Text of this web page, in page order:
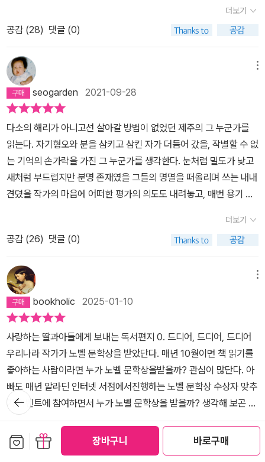
장바구니 바로구매
<작별하지 않는다>의 화자는 그 모든 이야기를 듣는 '청자'로 그려질
뿐이다. 그래서 '청자'의 '작별하지 않는다'가 어떤 의미를 가지는지,
그리고 그 의미가 어떤 역할을 하는지 찾기 힘들다.그 '작별하지 않는
다'는 주체를 인선이나 4.3 사건의 피해자 또는 피해자 후손으로 보기
에는 연관성이 책 내에서는 거의 다루어지지 않는 것 같다.눈으로 훑
고 있었다.그래서인지 단단한 책 표지를 진땀 흘러 넘기며 한 장 한 장
무겁게 나아가던 나는 어느새 눈으로 활자를 흘려보내며 훑어 읽었는
지 모른다.마지막 한 장의 '작가의 말'에서 '이것이 지극한 사랑에 대
한 소설이기를 빈다' p329을 바라보며 나는 더 혼란스러워하며 처음
과는 다르게 책장을 덮는다. 애써 이해하고 싶지는 않다고 말하며.
개저씨 문학의 방식 그 자체이기 때문이다.(개저씨 문학=남성 문학
자체를 일컫는 말이 아님을 부기해야 할 만큼 이해력이 떨어지는 이
거가 현재를 도왔고, 죽은자가 산자를 구했다. 4.3과 보도연맹학살
사건을 기억하고 진실과 마주해야하는 이유는, 그 진실을 마주할때만
이 반복될 수 있는 역사의 비극으로부터 우리를 구하기 위해서이다.
게 베인 상처이기도 합니다.작가의 목소리는 매혹적일만큼 부드럽지
만 차마 형용할 수 없고 회복할 수 없는 상실을 말합니다. 학살로 쌓인
시체 더미에서 피가 흐르고 짙어지다가 이내 호소가 되며 또 그리 답
할 수도 없고 외면할 수도 없는 질문으로 변합니다.어떻게 우리는 죽
은 자들, 납치된 자들, 그리고 실종된 자들과 관계를 맺어야 할까요?
이들을 위해서 무엇을 할 수 있을까요?이들에게 어떤 빚을 지고 있을
까요?붉은 색과 흰색은 작가가 소설을 통해서 반복적으로 다루는 역
사적 경험을 상징합니다.2021 년 작 <작별하지 않는다>에서 눈은
산 자와 죽은 자들이 만날 공간을 생산합니다. 중간에 떠다니는 자들
은 어디에 속하는지 아직 결정하지 않은 자들입니다. 이 소설은 내내
눈보라 속에서 전개됩니다. 소설 속의 화자는 기억의 조각들을 맞추
면서 시간의 층을 미끄러지듯이 통과하고 죽은 자들의 그림자와 소통
을 추구하는 일이기 때문입니다. 설령 그 과정이 견디기 어렵다고 해
도 말입니다. 절묘하게 구현된 한 환상에서 소설 속 친구는 육체가 머
나먼 병상에 갇혀있음에도 불구하고 책장에서 자료집이 담긴 상자를
꺼내 역사의 모자이크 한 조각을 더해줄 수 있는 문서를 찾아냅니다.
꿈은 현실로 넘쳐흐르고 과거는 현재로 이어집니다. 경계가 녹아 사
라지는 이러한 변화는 한 강 작품에서 나타나는 특징입니다. 사람들
은 이리저리 움직이며 더듬이를 뻗어 양 방향을 가리키며 신호를 포
착하고 또 해석하려 합니다. 인물들은 때때로 본인이 보고 목격하는
것으로 인해 좌절하기도 하며 그럴 때는 매번 마음의 평화가 무너집
니다. 그럼에도 불구하고 그들은 필요한 힘을 가지고 계속 나아갑니
다. 결코 잊고자 하는 것이 아닙니다. 누가 나를 죽였지? 살해 당한 소
년의 혼이 묻습니다. 소년의 이목구비가 문드러지고 윤곽선이 무너집
니다. 살아남은 자에게는 다른 질문이 남습니다. 오로지 고통만 남겨
준 이 몸뚱이로 어떻게 살아야 하는가. 고문으로 으스러져 피 흘리는
이 몸을 어떻게 되찾을 수 있을까? 하지만 몸이 포기하려 하면 영혼
작은 사람들을 움직이는 힘이 전작보다 많이 줄었다는 생각이 듭니
다. 채식주의자를 처음 읽었을때의 그 충격과 전율을 다시 느끼고 싶
었는데, 한강작가님 특유의 문체를 더 볼 수 있다는 건 정말 기쁜 일이
지만 개인적으로 많이 아쉬움이 남아요.그리고 수지접합술 부분에서
는 3분마다 한번씩 바늘을 꽂는다는 말도 안되는 고증이라서 굉장히
당황했습니다. 물론 그게 두 장면을 이으려는 소설 속 장치라는건 이
해하겠으나, 손가락을 굽히는 재활치료만 있을뿐 그런 치료는 없거든
요. 소설 내의 이러한 고증으로 인해 두려움이나 간병인 고용에 대한
금전적 이유로 갑작스런 손가락 절단 사고에 손가락을 포기하시려는
분들이 많을까봐 굉장히 무섭네요ㅠㅠ 절대 그렇지 않습니다. 절단된
부위 물이나 식염수에 헹궈서 거즈에 싸신후 지역이름+수지접합 검
색하셔서 전문병원 찾아가시는것만 기억해주세요!
더보기
공감 (28) 댓글 (0)
seogarden 2021-09-28
다소의 해리가 아니고선 살아갈 방법이 없었던 제주의 그 누군가를
읽는다. 자기혐오와 분을 삼키고 삼킨 자가 더듬어 갔을, 작별할 수 없
는 기억의 손가락을 가진 그 누군가를 생각한다. 눈처럼 밀도가 낮고
새처럼 부드럽지만 분명 존재였을 그들의 명멸을 떠올리며 쓰는 내내
견뎠을 작가의 마음에 어떠한 평가의 의도도 내려놓고, 매번 용기 내
더보기
공감 (26) 댓글 (0)
bookholic 2025-01-10
사랑하는 딸과아들에게 보내는 독서편지 0. 드디어, 드디어, 드디어
우리나라 작가가 노벨 문학상을 받았단다. 매년 10월이면 책 읽기를
좋아하는 사람이라면 누가 노벨 문학상을받을까? 관심이 많단다. 아
빠도 매년 알라딘 인터넷 서점에서진행하는 노벨 문학상 수상자 맞추
기 이벤트에 참여하면서 누가 노벨 문학상을 받을까? 생각해 보곤 한
면노벨 문학상은 대부분 아빠가 모르는 작가가 선정되기 때문이었어.
그래서 몇 해 전부터는 아빠가 모르는사람에 투표를 했단다. 올해도
더보기
공감 ( 21)댓글 (0)
뒤로가
기